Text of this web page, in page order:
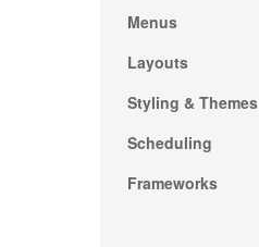
Menus
Layouts
Styling & Themes
Scheduling
Frameworks